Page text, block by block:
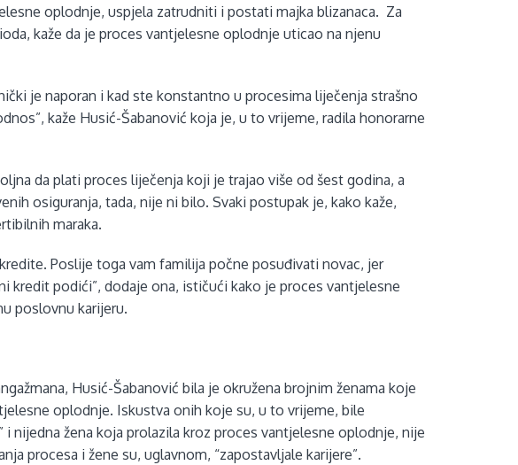
oplodnje, uspjela zatrudniti i postati majka blizanaca. Za
kaže da je proces vantjelesne oplodnje uticao na njenu
je naporan i kad ste konstantno u procesima liječenja strašno
kaže Husić-Šabanović koja je, u to vrijeme, radila honorarne
da plati proces liječenja koji je trajao više od šest godina, a
osiguranja, tada, nije ni bilo. Svaki postupak je, kako kaže,
maraka.
Poslije toga vam familija počne posuđivati novac, jer
kredit podići”, dodaje ona, ističući kako je proces vantjelesne
poslovnu karijeru.
Husić-Šabanović bila je okružena brojnim ženama koje
oplodnje. Iskustva onih koje su, u to vrijeme, bile
i nijedna žena koja prolazila kroz proces vantjelesne oplodnje, nije
procesa i žene su, uglavnom, “zapostavljale karijere”.